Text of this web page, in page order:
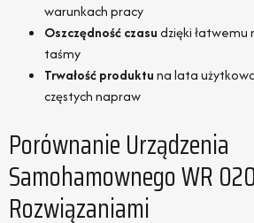
warunkach pracy
Oszczędność czasudzięki łatwemu
taśmy
Trwałość produktuna lata
częstych napraw
Porównanie Urządzenia
Samohamownego WR
Rozwiązaniami